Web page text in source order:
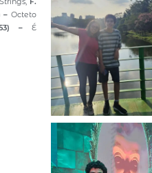
– Octeto
– É